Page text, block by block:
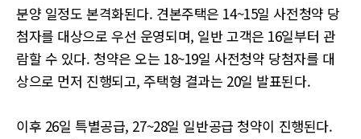
분양 일정도 본격화된다. 견본주택은 14~15일 사전청약 당
첨자를 대상으로 우선 운영되며, 일반 고객은 16일부터 관
람할 수 있다. 청약은 오는 18~19일 사전청약 당첨자를 대
상으로 먼저 진행되고, 주택형 결과는 20일 발표된다.
이후 26일 특별공급, 27~28일 일반공급 청약이 진행된다.